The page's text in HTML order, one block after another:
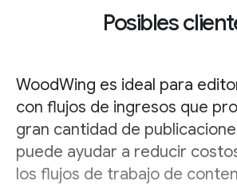
Posibles
WoodWing es ideal para
con flujos de ingresos que
gran cantidad de
puede ayudar a reducir
los flujos de trabajo de